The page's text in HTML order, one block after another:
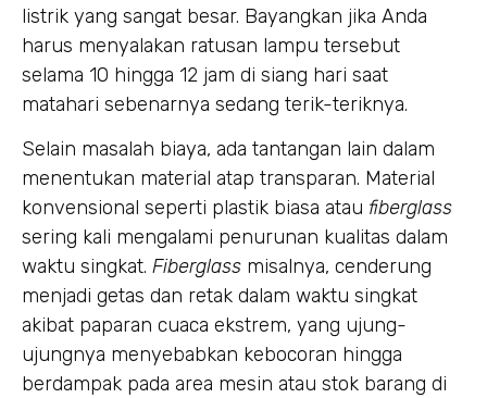
listrik yang sangat besar. Bayangkan jika Anda
harus menyalakan ratusan lampu tersebut
selama 10 hingga 12 jam di siang hari saat
matahari sebenarnya sedang terik-teriknya.
Selain masalah biaya, ada tantangan lain dalam
menentukan material atap transparan. Material
konvensional seperti plastik biasa atau fiberglass
sering kali mengalami penurunan kualitas dalam
waktu singkat. Fiberglass misalnya, cenderung
menjadi getas dan retak dalam waktu singkat
akibat paparan cuaca ekstrem, yang ujung-
ujungnya menyebabkan kebocoran hingga
berdampak pada area mesin atau stok barang di